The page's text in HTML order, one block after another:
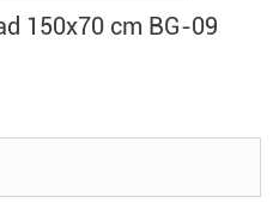
150x70 cm BG-09